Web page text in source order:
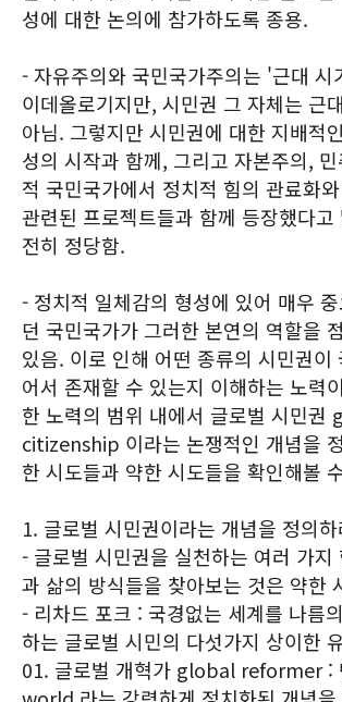
성에 대한 논의에 참가하도록 종용.
- 자유주의와 국민국가주의는 '근대 시
이데올로기지만, 시민권 그 자체는 근
아님. 그렇지만 시민권에 대한 지배적
성의 시작과 함께, 그리고 자본주의,
적 국민국가에서 정치적 힘의 관료화
관련된 프로젝트들과 함께 등장했다고
전히 정당함.
- 정치적 일체감의 형성에 있어 매우
던 국민국가가 그러한 본연의 역할을
있음. 이로 인해 어떤 종류의 시민권이
어서 존재할 수 있는지 이해하는 노력
한 노력의 범위 내에서 글로벌 시민권
citizenship 이라는 논쟁적인 개념을
한 시도들과 약한 시도들을 확인해볼
1. 글로벌 시민권이라는 개념을 정의
- 글로벌 시민권을 실천하는 여러 가지
과 삶의 방식들을 찾아보는 것은 약한
- 리차드 포크 : 국경없는 세계를 나름
하는 글로벌 시민의 다섯가지 상이한
01. 글로벌 개혁가 global reformer :